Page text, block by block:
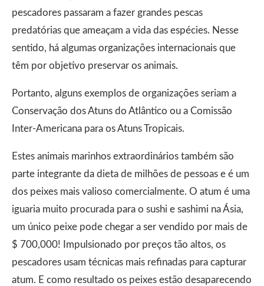
pescadores passaram a fazer grandes pescas
predatórias que ameaçam a vida das espécies. Nesse
sentido, há algumas organizações internacionais que
têm por objetivo preservar os animais.
Portanto, alguns exemplos de organizações seriam a
Conservação dos Atuns do Atlântico ou a Comissão
Inter-Americana para os Atuns Tropicais.
Estes animais marinhos extraordinários também são
parte integrante da dieta de milhões de pessoas e é um
dos peixes mais valioso comercialmente. O atum é uma
iguaria muito procurada para o sushi e sashimi na Ásia,
um único peixe pode chegar a ser vendido por mais de
$ 700,000! Impulsionado por preços tão altos, os
pescadores usam técnicas mais refinadas para capturar
atum. E como resultado os peixes estão desaparecendo